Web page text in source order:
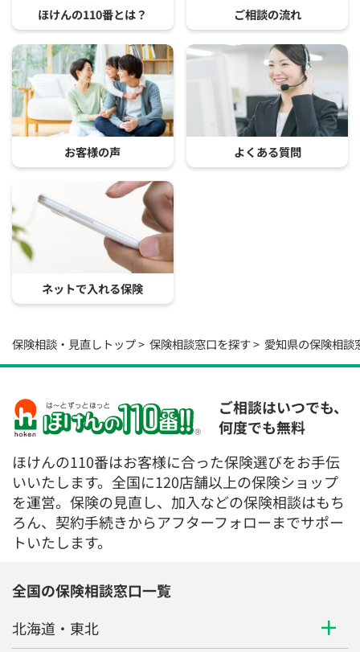
ほけんの110番とは？ ご相談の流れ
お客様の声 よくある質問
ネットで入れる保険
保険相談・見直しトップ 保険相談窓口を探す 愛知県の保険相談
ご相談はいつでも、
何度でも無料
ほけんの110番はお客様に合った保険選びをお手伝
いいたします。全国に120店舗以上の保険ショップ
を運営。保険の見直し、加入などの保険相談はもち
ろん、契約手続きからアフターフォローまでサポー
トいたします。
全国の保険相談窓口一覧
北海道・東北